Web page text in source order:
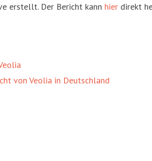
erstellt. Der Bericht kann hier direkt
von Veolia in Deutschland